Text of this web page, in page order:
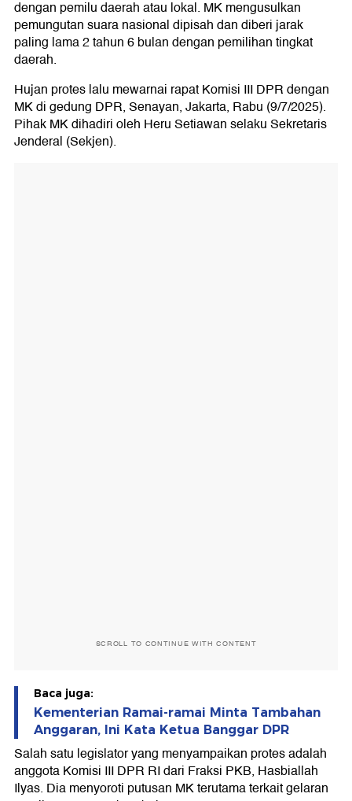
dengan pemilu daerah atau lokal. MK mengusulkan
pemungutan suara nasional dipisah dan diberi jarak
paling lama 2 tahun 6 bulan dengan pemilihan tingkat
daerah.
Hujan protes lalu mewarnai rapat Komisi III DPR dengan
MK di gedung DPR, Senayan, Jakarta, Rabu (9/7/2025).
Pihak MK dihadiri oleh Heru Setiawan selaku Sekretaris
Jenderal (Sekjen).
SCROLL TO CONTINUE WITH CONTENT
Baca juga:
Kementerian Ramai-ramai Minta Tambahan
Anggaran, Ini Kata Ketua Banggar DPR
Salah satu legislator yang menyampaikan protes adalah
anggota Komisi III DPR RI dari Fraksi PKB, Hasbiallah
Ilyas. Dia menyoroti putusan MK terutama terkait gelaran